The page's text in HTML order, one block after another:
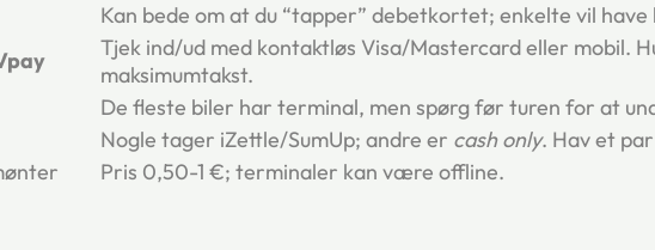
Kan bede om at du “tapper” debetkortet; enkelte vil
Tjek ind/ud med kontaktløs Visa/Mastercard eller mobil.
maksimumtakst.
De fleste biler har terminal, men spørg før turen for at
Nogle tager iZettle/SumUp; andre er cash only. Hav et
Pris 0,50-1 €; terminaler kan være offline.